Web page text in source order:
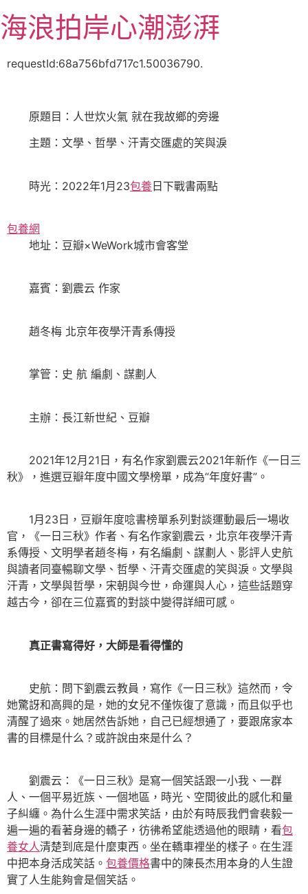
至
主海浪拍岸心潮澎湃
requestId:68a756bfd717c1.50036790.
原題目：人世炊火氣 就在我故鄉的旁邊
主題：文學、哲學、汗青交匯處的笑與淚
時光：2022年1月23包養日下戰書兩點
包養網
地址：豆瓣×WeWork城市會客堂
嘉賓：劉震云 作家
趙冬梅 北京年夜學汗青系傳授
掌管：史 航 編劇、謀劃人
主辦：長江新世紀、豆瓣
2021年12月21日，有名作家劉震云2021年新作《一日三
秋》，進選豆瓣年度中國文學榜單，成為“年度好書”。
1月23日，豆瓣年度唸書榜單系列對談運動最后一場收
官，《一日三秋》作者、有名作家劉震云，北京年夜學汗青
系傳授、文明學者趙冬梅，有名編劇、謀劃人、影評人史航
與讀者同臺暢聊文學、哲學、汗青交匯處的笑與淚。文學與
汗青，文學與哲學，宋朝與今世，命運與人心，這些話題穿
越古今，卻在三位嘉賓的對談中變得詳細可感。
真正書寫得好，大師是看得懂的
史航：問下劉震云教員，寫作《一日三秋》這然而，令
她驚訝和高興的是，她的女兒不僅恢復了意識，而且似乎也
清醒了過來。她居然告訴她，自己已經想通了，要跟席家本
書的目標是什么？或許說由來是什么？
劉震云：《一日三秋》是寫一個笑話跟一小我、一群
人、一個平易近族、一個地區，時光、空間彼此的感化和量
子糾纏。為什么生涯中需求笑話，由於有時辰我們會裴毅一
遍一遍的看著身邊的轎子，彷彿希望能透過他的眼睛，看包
養女人清楚到底是什麼東西。坐在轎車裡坐的樣子。在生涯
中把本身活成笑話。 包養價格書中的陳長杰用本身的人生證
實了人生能夠會是個笑話。